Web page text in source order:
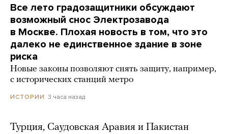
Все лето градозащитники обсуждают
возможный снос Электрозавода
в Москве. Плохая новость в том, что это
далеко не единственное здание в зоне
риска
Новые законы позволяют снять защиту, например,
с исторических станций метро
ИСТОРИИ 3 часа назад
Турция, Саудовская Аравия и Пакистан